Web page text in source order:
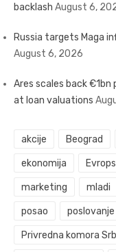
backlash August 6,
Russia targets Maga
August 6, 2026
Ares scales back
at loan valuations
akcije Beograd
ekonomija
marketing mladi
posao poslovanje
Privredna komora